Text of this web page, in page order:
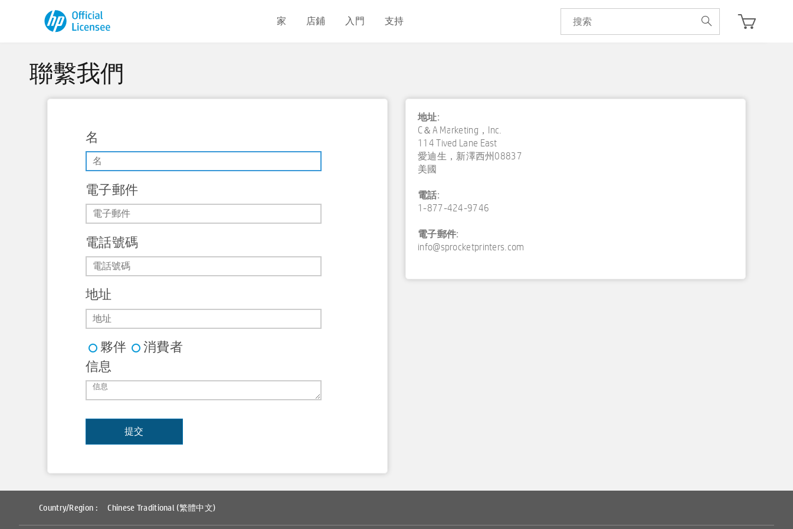
家 店鋪 入門 支持
聯繫我們
名
電子郵件
電話號碼
地址
夥伴
消費者
信息
地址:
C＆A Marketing，Inc.
114 Tived Lane East
愛迪生，新澤西州08837
美國
電話:
1-877-424-9746
電子郵件:
info@sprocketprinters.com
Country/Region : Chinese Traditional (繁體中文)